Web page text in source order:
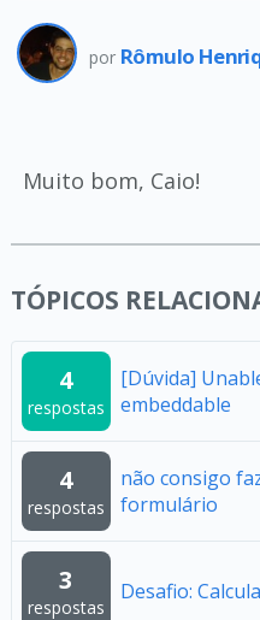
por Rômulo
Muito bom, Caio!
TÓPICOS
4
respostas
[Dúvida]
embeddable
4
respostas
não consigo
formulário
3
respostas
Desafio: